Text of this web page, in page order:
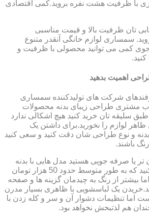
با ظرفیت هشت نفره بروید.کمی اقتصادی
تان ظرفیت بالا و قیمت مناسبی
سمساری لوازم خانگی آنقدر متنوع
کمی می توانید محصولی با ظرفیت و
کنید.
اهمیت بدهید
شرکت های تولیدکننده سمساری
مشتری طراحی زیبای بدنه محصولات
سلیقه تان خرید کنید هیچ اشکالی ندارد
لوازم را نخورید.برای داشتن یک
بدنه و نوع طراحی شان دقت کنید و سعی کنید
باشند.
تر یا صرفه جویی هستید مدل هایی با بدنه
سفید رنگ را انتخاب کنید که به طور متوسط حدود 50 هزار تومان
بیشتر از رنگ به چیدمان گزینه ها و صفحه
یک لباسشویی با ظاهری بسیار مدرن
اما تنظیمات دشوار آن و سر و کله زدن با
هم لذتبخش نخواهد بود.